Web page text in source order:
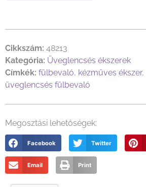
Cikkszám: 48213
Kategória: Üveglencsés ékszerek
Címkék: fülbevaló, kézműves ékszer,
üveglencsés fülbevaló
Megosztási lehetőségek:
Facebook Twitter
Email Print